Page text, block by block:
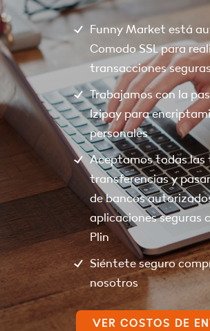
Funny Market está
Comodo SSL para
transacciones seguras
Trabajamos con la
Izipay para
personales
Aceptamos todas las
transferencias y
de bancos
aplicaciones seguras
Plin
Siéntete seguro
nosotros
VER COSTOS DE